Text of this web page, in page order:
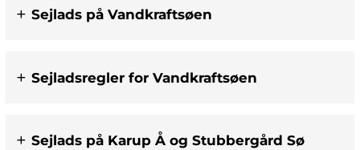
Sejlads på Vandkraftsøen
Sejladsregler for Vandkraftsøen
Sejlads på Karup Å og Stubbergård Sø